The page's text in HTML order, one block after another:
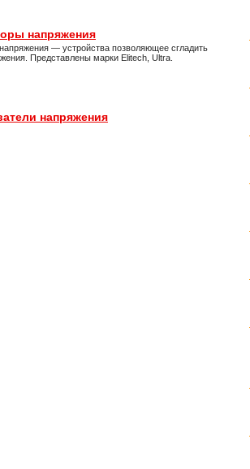
напряжения
— устройства позволяющее сгладить
Представлены марки Elitech, Ultra.
напряжения